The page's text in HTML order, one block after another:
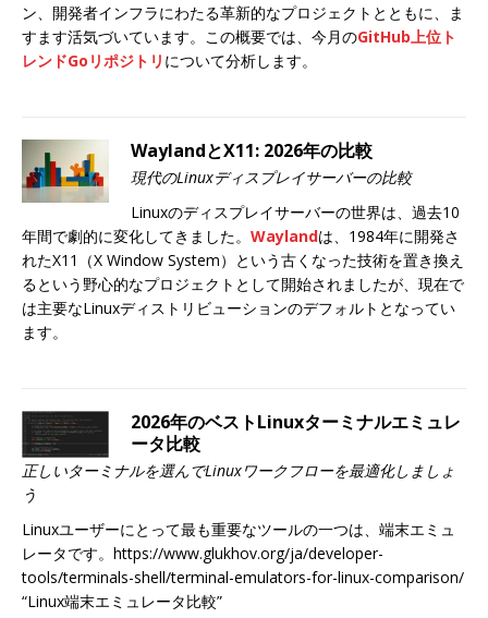
ン、開発者インフラにわたる革新的なプロジェクトとともに、ま
すます活気づいています。この概要では、今月のGitHub上位ト
レンドGoリポジトリ について分析します。
WaylandとX11: 2026年の比較
現代のLinuxディスプレイサーバーの比較
Linuxのディスプレイサーバーの世界は、過去10
年間で劇的に変化してきました。 Waylandは、1984年に開発さ
れたX11（X Window System）という古くなった技術を置き換え
るという野心的なプロジェクトとして開始されましたが、現在で
は主要なLinuxディストリビューションのデフォルトとなってい
ます。
2026年のベストLinuxターミナルエミュレ
ータ比較
正しいターミナルを選んでLinuxワークフローを最適化しましょ
う
Linuxユーザーにとって最も重要なツールの一つは、端末エミュ
レータです。https://www.glukhov.org/ja/developer-
tools/terminals-shell/terminal-emulators-for-linux-comparison/
“Linux端末エミュレータ比較”